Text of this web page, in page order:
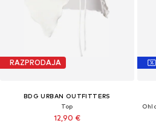
RAZPRODAJA
BDG URBAN OUTFITTERS
Top
12,90 €